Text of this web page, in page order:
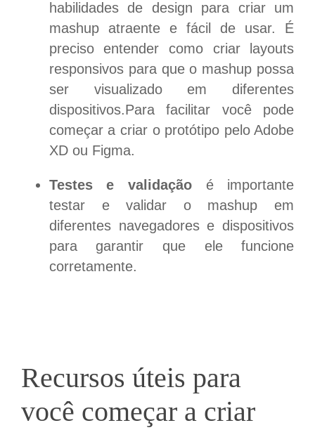
habilidades de design para criar um
mashup atraente e fácil de usar. É
preciso entender como criar layouts
responsivos para que o mashup possa
ser visualizado em diferentes
dispositivos.Para facilitar você pode
começar a criar o protótipo pelo Adobe
XD ou Figma.
Testes e validação é importante
testar e validar o mashup em
diferentes navegadores e dispositivos
para garantir que ele funcione
corretamente.
Recursos úteis para
você começar a criar